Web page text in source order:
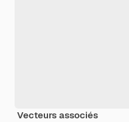
Vecteurs associés